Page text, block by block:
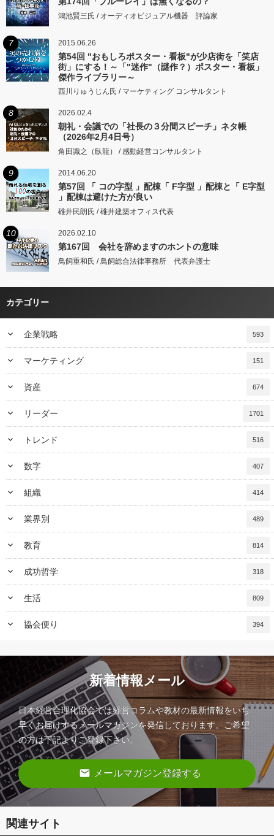
鴻池賢三氏 / オーディオビジュアル機器 評論家
7 2015.06.26
第54回 "おもしろポスター・看板"が少店街を「笑店
街」にする！～「"迷作"（謎作？）ポスター・看板」
傑作ライブラリー～
西川りゅうじん氏 / マーケティング コンサルタント
8 2026.02.4
朝礼・会議での「社長の３分間スピーチ」ネタ帳
（2026年2月4日号）
角田識之（臥龍） / 感動経営コンサルタント
9 2014.06.20
第57回 「 コの字型 」配棟「 F字型 」配棟と「 E字型
」配棟は避けた方が良い
碓井民朗氏 / 碓井建築オフィス代表
10 2026.02.10
第167回 会社を辞めますのホントの意味
鳥飼重和氏 / 鳥飼総合法律事務所 代表弁護士
カテゴリー
keyboard_arrow_down 企業戦略 593
keyboard_arrow_down マーケティング 151
keyboard_arrow_down 資産 674
keyboard_arrow_down リーダー 1701
keyboard_arrow_down トレンド 516
keyboard_arrow_down 数字 407
keyboard_arrow_down 組織 414
keyboard_arrow_down 業界別 489
keyboard_arrow_down 教育 814
keyboard_arrow_down 成功哲学 318
keyboard_arrow_down 生活 809
keyboard_arrow_down 協会便り 394
新着情報メール
日本経営合理化協会では経営コラムや教材の最新情報をいち
早くお届けするメールマガジンを発信しております。ご希望
の方は下記よりご登録下さい。
email メールマガジン登録する
関連サイト